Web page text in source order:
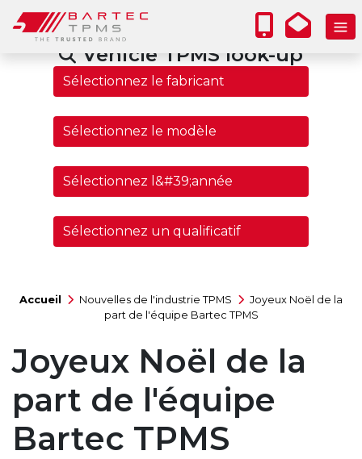
Vehicle TPMS look-up
Accueil Nouvelles de l'industrie TPMS
Joyeux Noël de la
part de l'équipe Bartec TPMS
Joyeux Noël de la
part de l'équipe
Bartec TPMS